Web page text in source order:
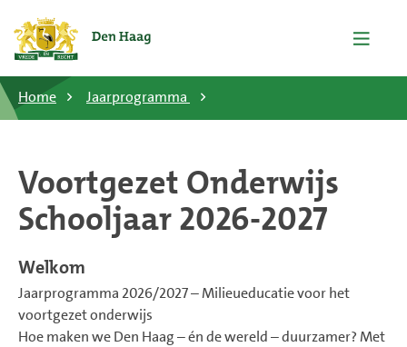
Home Jaarprogramma
Voortgezet Onderwijs
Schooljaar 2026-2027
Welkom
Jaarprogramma 2026/2027 – Milieueducatie voor het
voortgezet onderwijs
Hoe maken we Den Haag – én de wereld – duurzamer? Met